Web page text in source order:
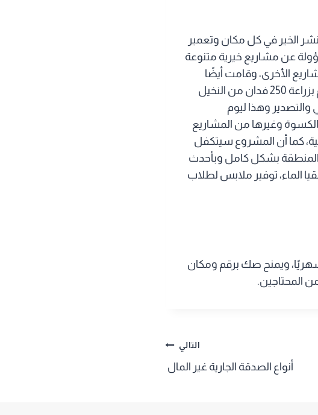
الخير في كل مكان وتعمير
عن مشاريع خيرية متنوعة
الأخرى، وقامت أيضًا
بعمل مشروع بالم أواسيس (Palm Oasis) للوقف الخيري والذي سيقوم بزراعة 250 فدان من النخيل
والتصدير وهذا ليوم
وغيرها من المشاريع
كما أن المشروع سيتكفل
المنطقة بشكل كامل وبأحدث
الماء، توفير ملابس لطلاب
فرصة تقسيط مبلغ النخلة الواحدة بدفع 500 جنيه شهريًا، ويمنح صك برقم ومكان
المحتاجين.
التالي
أنواع الصدقة الجارية غير المال